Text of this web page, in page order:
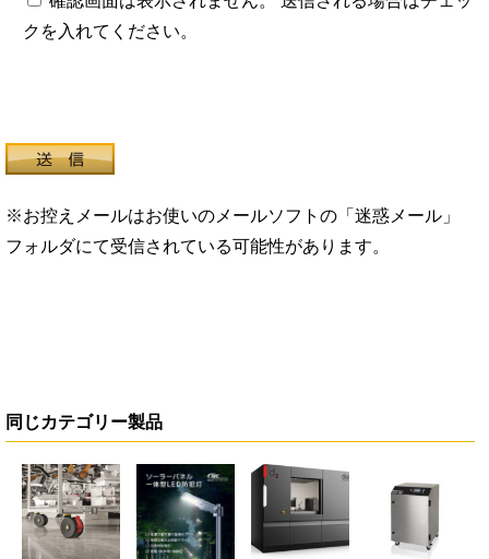
クを入れてください。
※お控えメールはお使いのメールソフトの「迷惑メール」
フォルダにて受信されている可能性があります。
同じカテゴリー製品